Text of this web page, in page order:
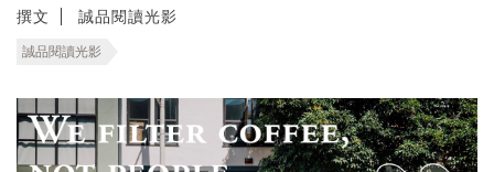
撰文 誠品閱讀光影
誠品閱讀光影